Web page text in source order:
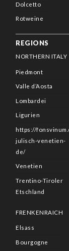
Dolcetto
Rotweine
REGIONS
NORTHERN ITALY
Piedmont
Valle d’Aosta
Lombardei
Ligurien
https://
julisch-venetien-
de/
Venetien
Trentino-Tiroler
Etschland
FRENKENRAICH
Elsass
Bourgogne